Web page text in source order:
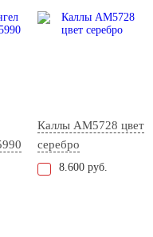
Каллы AM5728 цвет
серебро
8.600 руб.